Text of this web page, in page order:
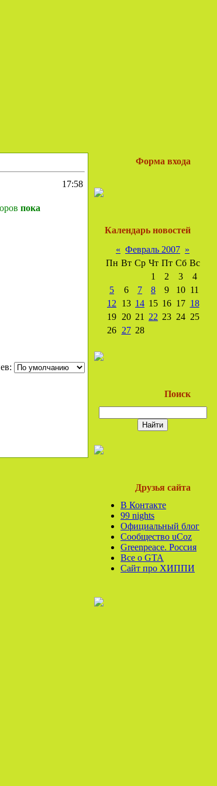
17:58
пока
Форма входа
Календарь новостей
« Февраль 2007 »
Пн Вт Ср Чт Пт Сб Вс
1
2 3
4
5
6 7 8 9 10 11
12
13 14 15 16 17 18
19 20 21 22 23 24 25
26 27 28
Поиск
Друзья сайта
В Контакте
99 nights
Официальный блог
Сообщество uCoz
Greenpeace. Россия
Все o GTA
Сайт про ХИППИ